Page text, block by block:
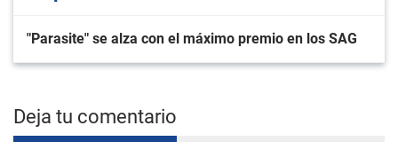
"Parasite" se alza con el máximo premio en los SAG
Deja tu comentario